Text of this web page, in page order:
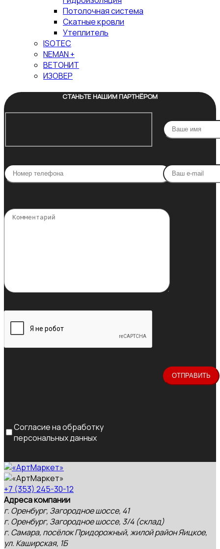
Потолочная система
Скатные кровли
Утеплитель
ISOTEC
NEMAN +
ВЕТОНИТ
ИЗОВЕР
СТАНЬТЕ НАШИМ ПАРТНЁРОМ
Согласие на обработку
персональных данных
+7 (353) 245-30-12
Адреса компании
г. Оренбург, Загородное шоссе, 41
г. Оренбург, Загородное шоссе, 3/4 (склад)
г. Самара, посёлок Придорожный, жилой район Яицкое,
ул. Каширская, 1Б